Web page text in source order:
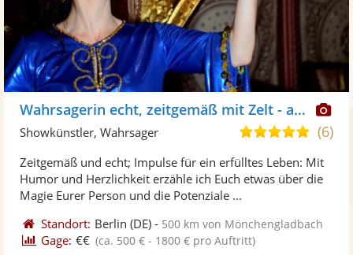
Wahrsagerin echt, zeitgemäß mit Zelt - auch online
5,0
5
(6)
Showkünstler, Wahrsager
Zeitgemäß und echt; Impulse für ein erfülltes Leben: Mit
Humor und Herzlichkeit erzähle ich Euch etwas über die
Magie Eurer Person und die Potenziale ...
Standort: Berlin (DE) - 500 km von Mönchengladbach
Gage: €€ (ca. 500 € - 1800 € pro Auftritt)